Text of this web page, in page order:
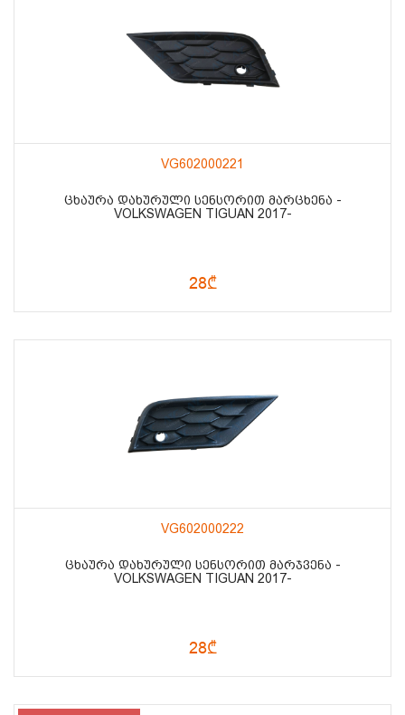
VG602000221
ᲪᲮᲐᲣᲠᲐ ᲓᲐᲮᲣᲠᲣᲚᲘ ᲡᲔᲜᲡᲝᲠᲘᲗ ᲛᲐᲠᲪᲮᲔᲜᲐ -
VOLKSWAGEN TIGUAN 2017-
28₾
VG602000222
ᲪᲮᲐᲣᲠᲐ ᲓᲐᲮᲣᲠᲣᲚᲘ ᲡᲔᲜᲡᲝᲠᲘᲗ ᲛᲐᲠᲯᲕᲔᲜᲐ -
VOLKSWAGEN TIGUAN 2017-
28₾